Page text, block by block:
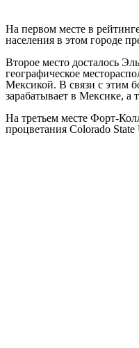
На первом месте в
населения в этом городе
Второе место досталось
географическое
Мексикой. В связи с этим
зарабатывает в Мексике, а
На третьем месте Форт-
процветания Colorado State